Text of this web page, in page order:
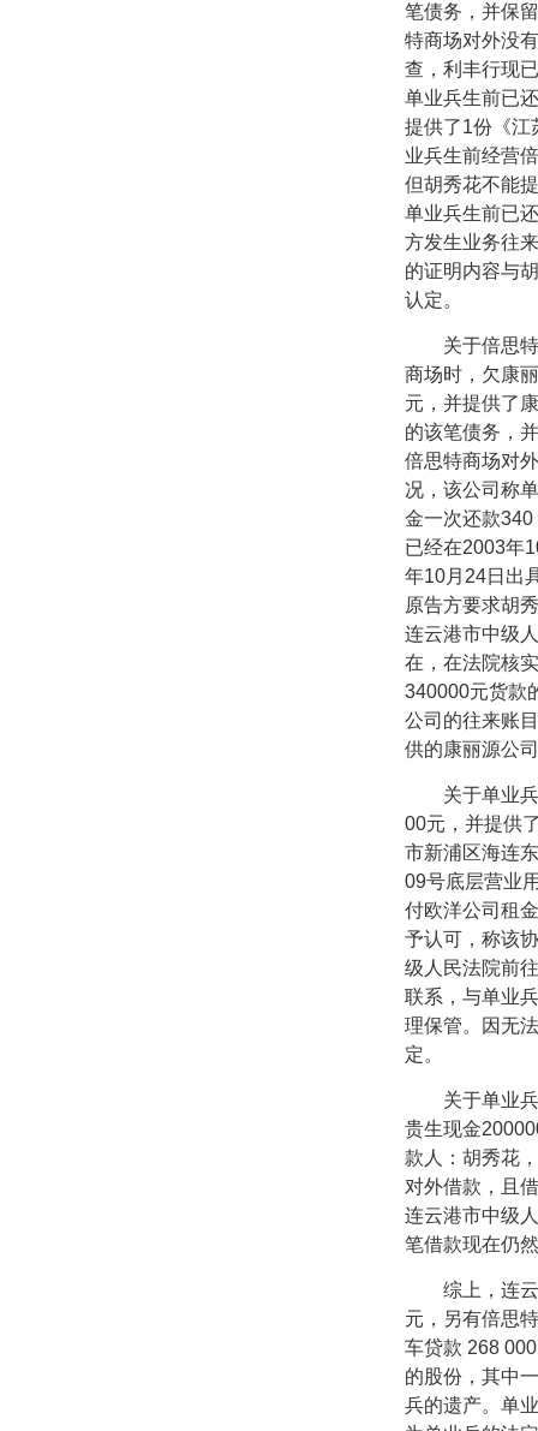
笔债务，并保
特商场对外没
查，利丰行现
单业兵生前已
提供了1份《江
业兵生前经营
但胡秀花不能
单业兵生前已
方发生业务往
的证明内容与
认定。
关于倍思特
商场时，欠康
元，并提供了
的该笔债务，
倍思特商场对
况，该公司称
金一次还款340
已经在2003年
年10月 24日出
原告方要求胡
连云港市中级
在，在法院核
340000元货款
公司的往来账
供的康丽源公
关于单业兵
00元，并提供
市新浦区海连
09号底层营业
付欧洋公司租金
予认可，称该
级人民法院前
联系，与单业
理保管。因无
定。
关于单业兵
贵生现金
款人：胡秀花，
对外借款，且
连云港市中级
笔借款现在仍
综上，连云
元，另有倍思
车贷款 268 000
的股份，其中
兵的遗产。单